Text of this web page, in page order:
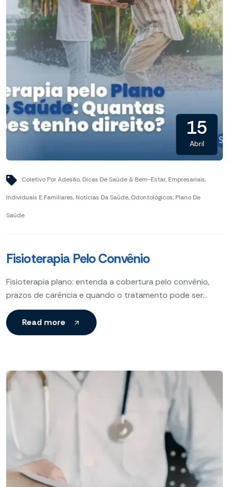
15
Abril
Coletivo Por Adesão, Dicas De Saúde & Bem-Estar, Empresariais,
Individuais E Familiares, Notícias Da Saúde, Odontológicos, Plano De
Saúde
Fisioterapia Pelo Convênio
Fisioterapia plano: entenda a cobertura pelo convênio,
prazos de carência e quando o tratamento pode ser
liberado para sua recuperação.
Read more